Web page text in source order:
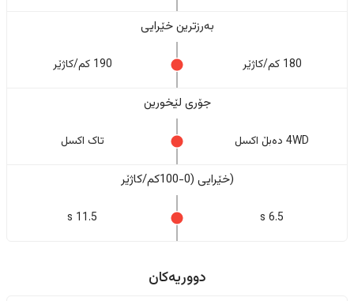
بەرزترین خێرایی
180 کم/کاژێر 190 کم/کاژێر
جۆری لێخورین
4WD دەبڵ اکسل تاک اکسل
(خێرایی (0-100کم/کاژێر
6.5 s
11.5 s
دووریەکان